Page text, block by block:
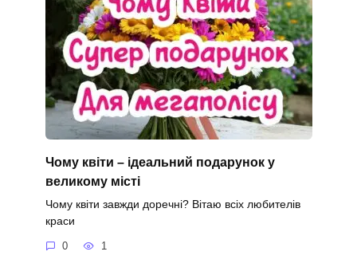
Чому квіти – ідеальний подарунок у
великому місті
Чому квіти завжди доречні? Вітаю всіх любителів
краси
0 1